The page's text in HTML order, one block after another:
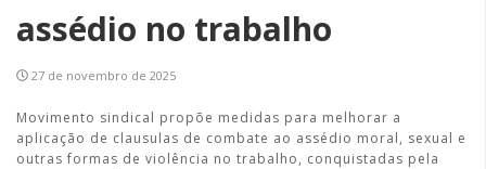
assédio no trabalho
27 de novembro de 2025
Movimento sindical propõe medidas para melhorar a
aplicação de clausulas de combate ao assédio moral, sexual e
outras formas de violência no trabalho, conquistadas pela